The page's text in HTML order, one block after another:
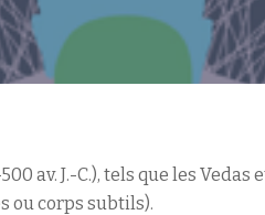
av. J.-C.), tels que les
ou corps subtils).